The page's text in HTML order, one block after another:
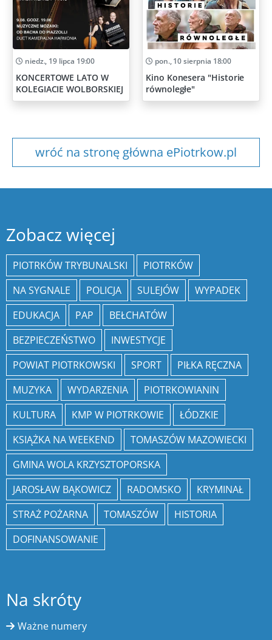
niedz., 19 lipca 19:00
KONCERTOWE LATO W
KOLEGIACIE WOLBORSKIEJ
pon., 10 sierpnia 18:00
Kino Konesera "Historie
równoległe"
wróć na stronę główna ePiotrkow.pl
Zobacz więcej
PIOTRKÓW TRYBUNALSKI
PIOTRKÓW
NA SYGNALE
POLICJA SULEJÓW
WYPADEK
EDUKACJA
PAP
BEŁCHATÓW
BEZPIECZEŃSTWO
INWESTYCJE
POWIAT PIOTRKOWSKI
SPORT
PIŁKA RĘCZNA
MUZYKA
WYDARZENIA
PIOTRKOWIANIN
KULTURA
KMP W PIOTRKOWIE
ŁÓDZKIE
KSIĄŻKA NA WEEKEND
TOMASZÓW MAZOWIECKI
GMINA WOLA KRZYSZTOPORSKA
JAROSŁAW BĄKOWICZ
RADOMSKO
KRYMINAŁ
STRAŻ POŻARNA
TOMASZÓW
HISTORIA
DOFINANSOWANIE
Na skróty
Ważne numery